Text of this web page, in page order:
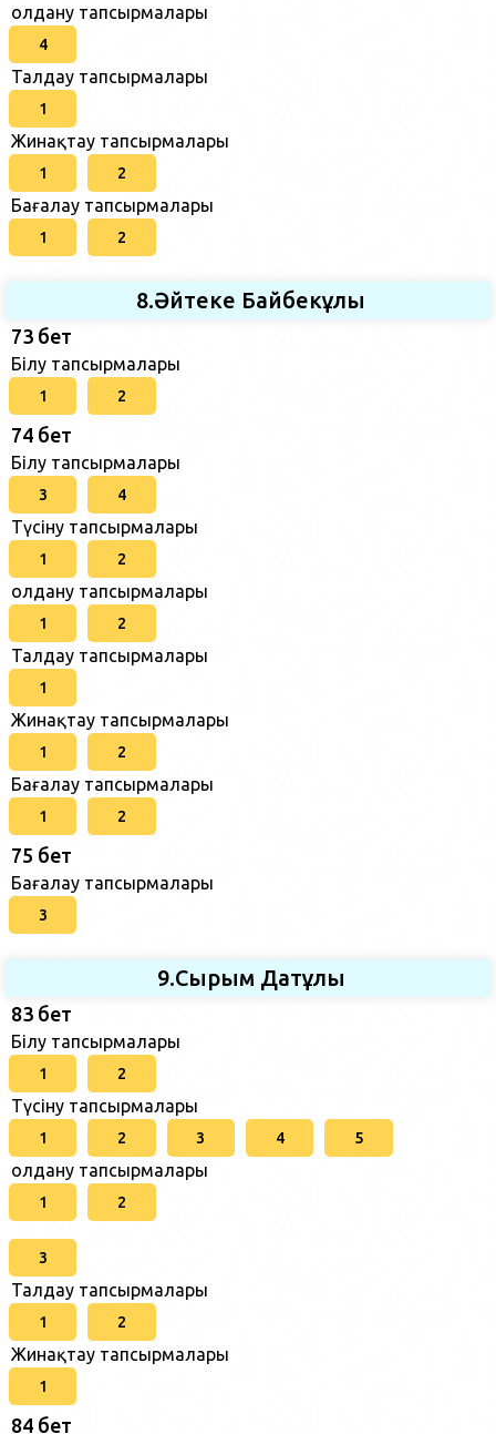
Қолдану тапсырмалары
4
Талдау тапсырмалары
1
Жинақтау тапсырмалары
1 2
Бағалау тапсырмалары
1 2
8.Әйтеке Байбекұлы
73 бет
Білу тапсырмалары
1 2
74 бет
Білу тапсырмалары
3 4
Түсіну тапсырмалары
1 2
Қолдану тапсырмалары
1 2
Талдау тапсырмалары
1
Жинақтау тапсырмалары
1 2
Бағалау тапсырмалары
1 2
75 бет
Бағалау тапсырмалары
3
9.Сырым Датұлы
83 бет
Білу тапсырмалары
1 2
Түсіну тапсырмалары
1 2 3 4 5
Қолдану тапсырмалары
1 2
3
Талдау тапсырмалары
1 2
Жинақтау тапсырмалары
1
84 бет